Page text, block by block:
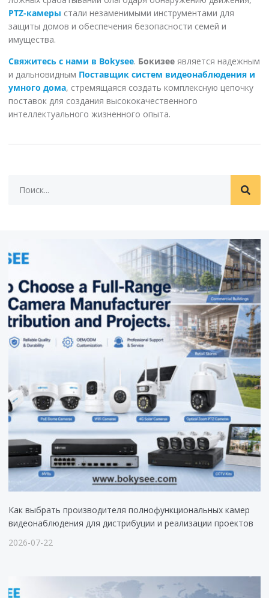
PTZ-камеры стали незаменимыми инструментами для
защиты домов и обеспечения безопасности семей и
имущества.
Свяжитесь с нами в Bokysee. Бокизее является надежным
и дальновидным Поставщик систем видеонаблюдения и
умного дома, стремящаяся создать комплексную цепочку
поставок для создания высококачественного
интеллектуального жизненного опыта.
Как выбрать производителя полнофункциональных камер
видеонаблюдения для дистрибуции и реализации проектов
2026-07-22